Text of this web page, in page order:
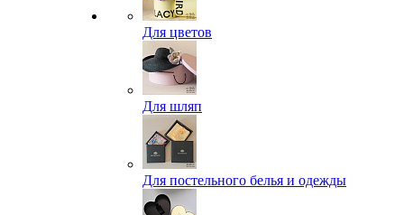
Для цветов
Для шляп
Для постельного белья и одежды